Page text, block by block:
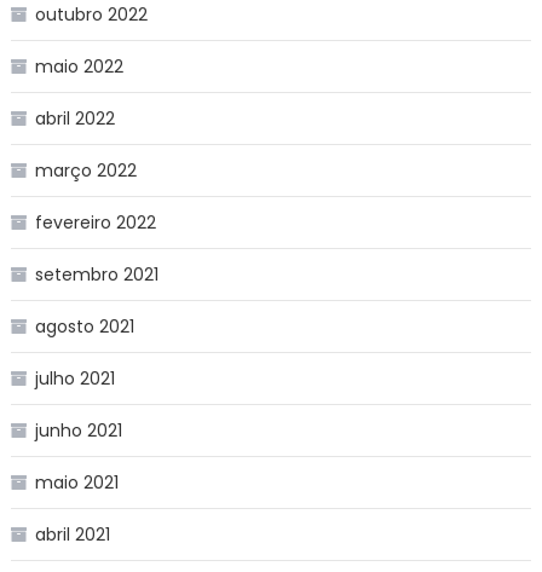
outubro 2022
maio 2022
abril 2022
março 2022
fevereiro 2022
setembro 2021
agosto 2021
julho 2021
junho 2021
maio 2021
abril 2021